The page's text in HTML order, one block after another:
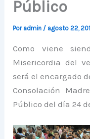
Público
Por admin / agosto 22,
Como viene
Misericordia del
será el encargado
Consolación
Público del día 24